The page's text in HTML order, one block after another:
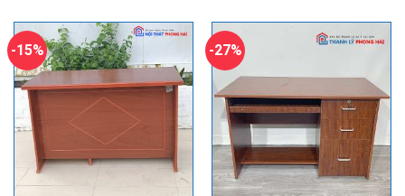
390.000₫.
-15% -27%